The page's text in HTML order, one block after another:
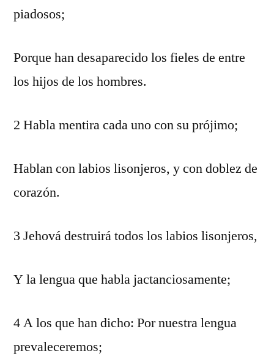
piadosos;
Porque han desaparecido los fieles de entre
los hijos de los hombres.
2 Habla mentira cada uno con su prójimo;
Hablan con labios lisonjeros, y con doblez de
corazón.
3 Jehová destruirá todos los labios lisonjeros,
Y la lengua que habla jactanciosamente;
4 A los que han dicho: Por nuestra lengua
prevaleceremos;